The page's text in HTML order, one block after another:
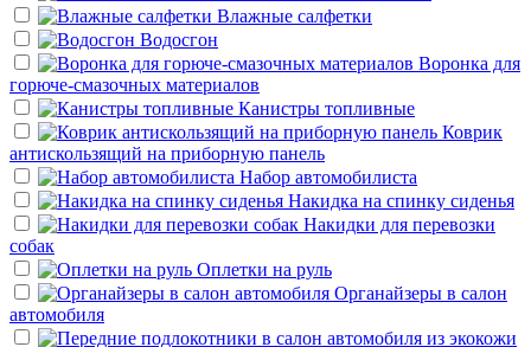
Влажные салфетки
Водосгон
Воронка для
горюче-смазочных материалов
Канистры топливные
Коврик
антискользящий на приборную панель
Набор автомобилиста
Накидка на спинку сиденья
Накидки для перевозки
собак
Оплетки на руль
Органайзеры в салон
автомобиля